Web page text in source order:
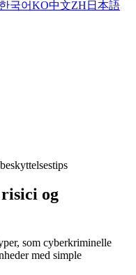
한국어KO中文ZH 日本語
og
som cyberkriminelle
med simple